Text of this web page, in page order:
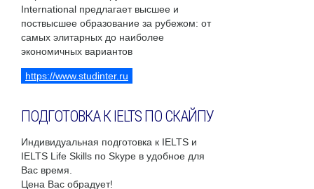
International предлагает высшее и
поствысшее образование за рубежом: от
самых элитарных до наиболее
экономичных вариантов
https://www.studinter.ru
ПОДГОТОВКА К IELTS ПО СКАЙПУ
Индивидуальная подготовка к IELTS и
IELTS Life Skills по Skype в удобное для
Вас время.
Цена Вас обрадует!